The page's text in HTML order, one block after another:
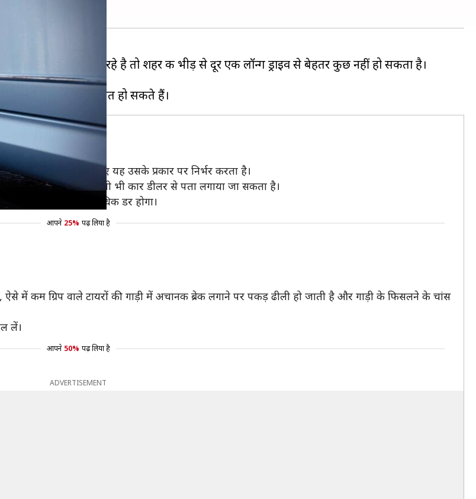
आप भी प्लान बना रहे है तो शहर की भीड़ से दूर एक लॉन्ग ड्राइव से बेहतर कुछ नहीं हो सकता है।
बहुत जरूरी है।
हवा होनी चाहिए यह उसके प्रकार पर निर्भर करता है।
है। साथ ही यह किसी भी कार डीलर से पता लगाया जा सकता है।
दुर्घटना होने का अधिक डर होगा।
आपने 25% पढ़ लिया है
में कम ग्रिप वाले टायरों की गाड़ी में अचानक ब्रेक लगाने पर पकड़ ढीली हो जाती है और गाड़ी के फिसलने के चांस
लें।
आपने 50% पढ़ लिया है
ADVERTISEMENT